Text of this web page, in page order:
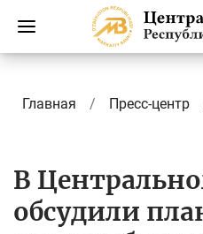
Главная Пресс-центр
В
обсудили